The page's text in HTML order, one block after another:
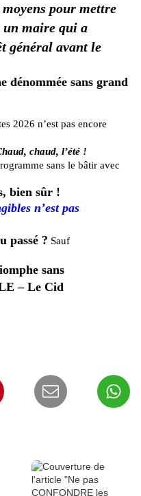
moyens pour mettre
un maire qui a
général avant le
dénommée sans grand
2026 n’est pas encore
chaud, l’été !
sans le bâtir avec
bien sûr !
n’est pas
passé ? Sauf
sans
– Le Cid